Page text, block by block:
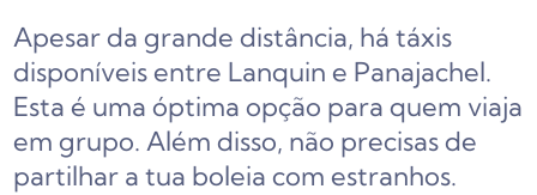
Apesar da grande distância, há táxis
disponíveis entre Lanquin e Panajachel.
Esta é uma óptima opção para quem viaja
em grupo. Além disso, não precisas de
partilhar a tua boleia com estranhos.